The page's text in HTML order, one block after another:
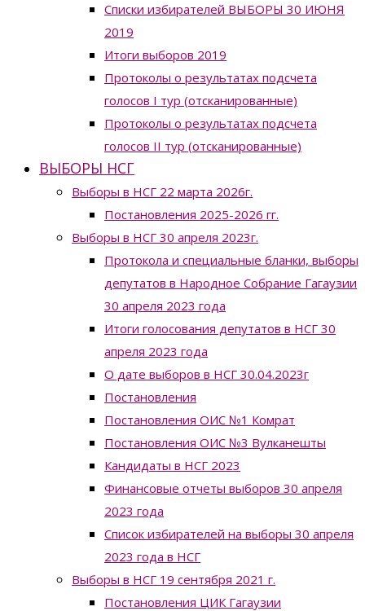
Списки избирателей ВЫБОРЫ 30 ИЮНЯ
2019
Итоги выборов 2019
Протоколы о результатах подсчета
голосов I тур (отсканированные)
Протоколы о результатах подсчета
голосов II тур (отсканированные)
ВЫБОРЫ НСГ
Выборы в НСГ 22 марта 2026г.
Постановления 2025-2026 гг.
Выборы в НСГ 30 апреля 2023г.
Протокола и специальные бланки, выборы
депутатов в Народное Собрание Гагаузии
30 апреля 2023 года
Итоги голосования депутатов в НСГ 30
апреля 2023 года
О дате выборов в НСГ 30.04.2023г
Постановления
Постановления ОИС №1 Комрат
Постановления ОИС №3 Вулканешты
Кандидаты в НСГ 2023
Финансовые отчеты выборов 30 апреля
2023 года
Список избирателей на выборы 30 апреля
2023 года в НСГ
Выборы в НСГ 19 сентября 2021 г.
Постановления ЦИК Гагаузии